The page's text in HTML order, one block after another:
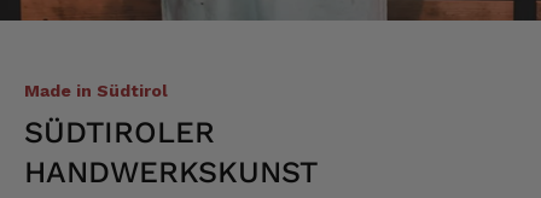
Made in Südtirol
SÜDTIROLER
HANDWERKSKUNST